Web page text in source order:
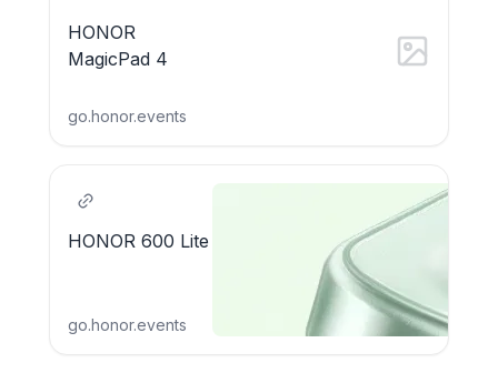
HONOR
MagicPad 4
go.honor.events
HONOR 600 Lite
go.honor.events